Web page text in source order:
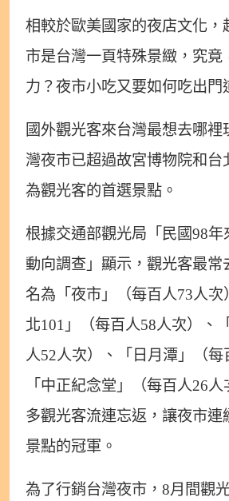
相較於歐美國家的夜店文化，
市是台灣一頁特殊景緻，究竟
力？夜市小吃又要如何吃出門
國外觀光客來台灣最想去哪裡
灣夜市已超過故宮博物院和台
為觀光客的首選景點。
根據交通部觀光局「民國98年
動向調查」顯示，觀光客最常
名為「夜市」（每百人73人次
北101」（每百人58人次）、
人52人次）、「日月潭」（每
「中正紀念堂」（每百人26
多觀光客流連忘返，讓夜市連
景點的冠軍。
為了行銷台灣夜市，8月間觀